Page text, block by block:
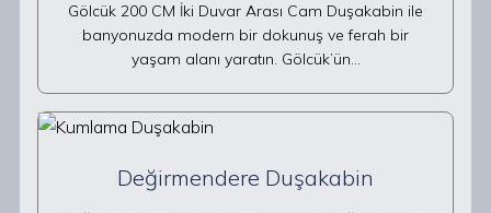
Gölcük 200 CM İki Duvar Arası Cam Duşakabin ile
banyonuzda modern bir dokunuş ve ferah bir
yaşam alanı yaratın. Gölcük’ün…
Değirmendere Duşakabin